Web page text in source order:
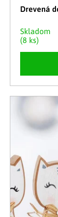
Drevená
Skladom
(8 ks)